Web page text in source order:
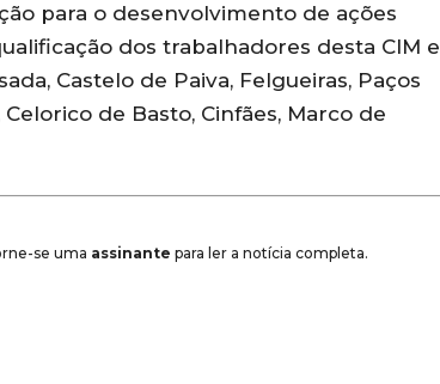
para o desenvolvimento de ações
dos trabalhadores desta CIM e
Castelo de Paiva, Felgueiras, Paços
de Basto, Cinfães, Marco de
se uma assinante para ler a notícia completa.